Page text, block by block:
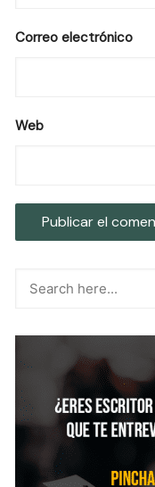
Correo electrónico
Web